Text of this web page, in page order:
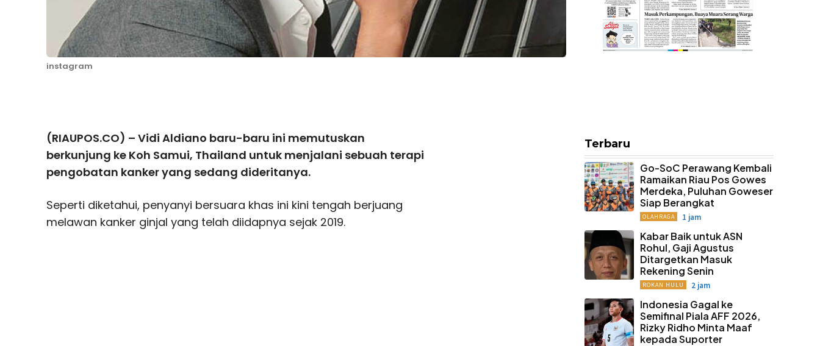
instagram
(RIAUPOS.CO) – Vidi Aldiano baru-baru ini memutuskan
berkunjung ke Koh Samui, Thailand untuk menjalani sebuah terapi
pengobatan kanker yang sedang dideritanya.
Seperti diketahui, penyanyi bersuara khas ini kini tengah berjuang
melawan kanker ginjal yang telah diidapnya sejak 2019.
Terbaru
Go-SoC Perawang Kembali
Ramaikan Riau Pos Gowes
Merdeka, Puluhan Goweser
Siap Berangkat
OLAHRAGA 1 jam
Kabar Baik untuk ASN
Rohul, Gaji Agustus
Ditargetkan Masuk
Rekening Senin
ROKAN HULU 2 jam
Indonesia Gagal ke
Semifinal Piala AFF 2026,
Rizky Ridho Minta Maaf
kepada Suporter